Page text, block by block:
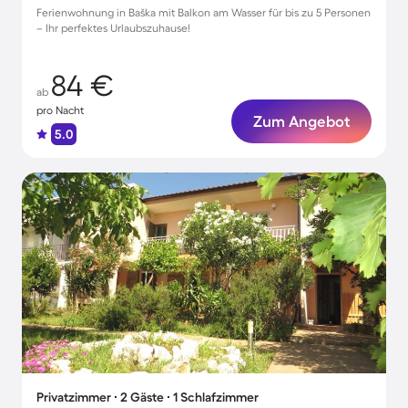
Ferienwohnung in Baška mit Balkon am Wasser für bis zu 5 Personen
– Ihr perfektes Urlaubszuhause!
ab 84 €
pro Nacht
5.0
Zum Angebot
Privatzimmer ∙ 2 Gäste ∙ 1 Schlafzimmer